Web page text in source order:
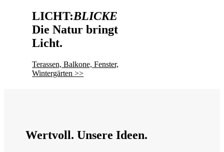
LICHT:BLICKE
Die Natur bringt
Licht.
Terassen, Balkone, Fenster,
Wintergärten >>
Wertvoll. Unsere Ideen.